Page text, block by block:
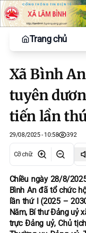
Trang chủ
Xã Bình
tuyên
tiến lần
29/08/2025 - 10:58 392
Cỡ chữ:
Chiều ngày 28/8/
Bình An đã tổ chức
lần thứ I (2025 –
Năm, Bí thư Đảng uỷ
trực Đảng uỷ, Chủ